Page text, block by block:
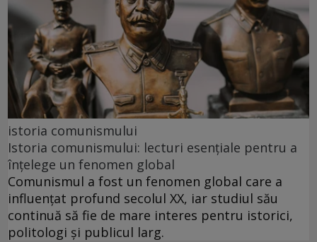
istoria comunismului
Istoria comunismului: lecturi esențiale pentru a
înțelege un fenomen global
Comunismul a fost un fenomen global care a
influențat profund secolul XX, iar studiul său
continuă să fie de mare interes pentru istorici,
politologi și publicul larg.